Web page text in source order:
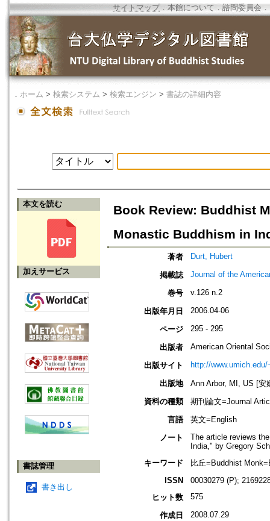
サイトマップ．本館について ． 諮問委員会 ．
． ホーム > 検索システム > 検索エンジン > 書誌の詳細内容
本文を読む
加えサービス
書誌管理
書き出し
Book Review: Buddhist
Monastic Buddhism in
著者 Durt, Hubert
掲載誌 Journal of the
巻号 v.126 n.2
出版年月日 2006.04-06
ページ 295 - 295
出版者 American Oriental
出版サイト http://
出版地
Ann Arbor, MI, US [安
資料の種類
期刊論文=Journal
言語
英文=English
ノート
The article reviews
India," by Gregory
キーワード
比丘=Buddhist
ISSN
00030279 (P);
ヒット数
575
作成日 2008.07.29